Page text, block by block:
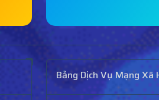
Bảng Dịch Vụ Mạng Xã